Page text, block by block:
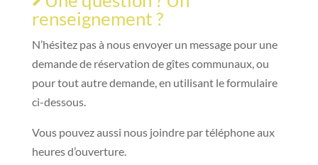
renseignement ?
N’hésitez pas à nous envoyer un message pour une
demande de réservation de gîtes communaux, ou
pour tout autre demande, en utilisant le formulaire
ci-dessous.
Vous pouvez aussi nous joindre par téléphone aux
heures d’ouverture.